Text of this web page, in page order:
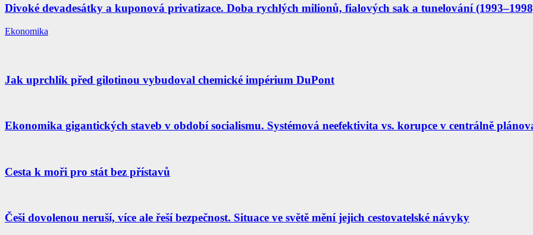
Divoké devadesátky a kuponová privatizace. Doba rychlých milionů, fialových sak a tunelování
Ekonomika
Jak uprchlík před gilotinou vybudoval chemické impérium DuPont
Ekonomika gigantických staveb v období socialismu. Systémová neefektivita vs. korupce v centrálně
Cesta k moři pro stát bez přístavů
Češi dovolenou neruší, více ale řeší bezpečnost. Situace ve světě mění jejich cestovatelské návyky